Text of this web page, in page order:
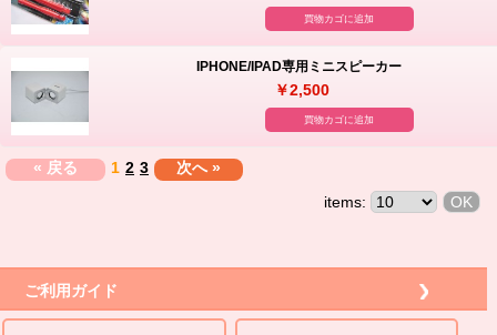
買物カゴに追加
IPHONE/IPAD専用ミニスピーカー
￥2,500
買物カゴに追加
« 戻る 1 2 3
次へ »
items:
ご利用ガイド